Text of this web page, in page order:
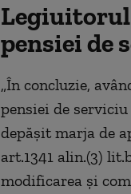
Legiuitorul
pensiei de
„În concluzie,
pensiei de
depăşit marja de
art.1341 alin.(3)
modificarea şi